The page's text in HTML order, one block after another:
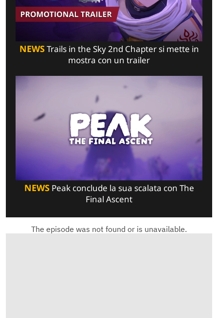
NEWSTrails in the Sky 2nd Chapter si mette in
mostra con un trailer
NEWSPeak conclude la sua scalata con The
Final Ascent